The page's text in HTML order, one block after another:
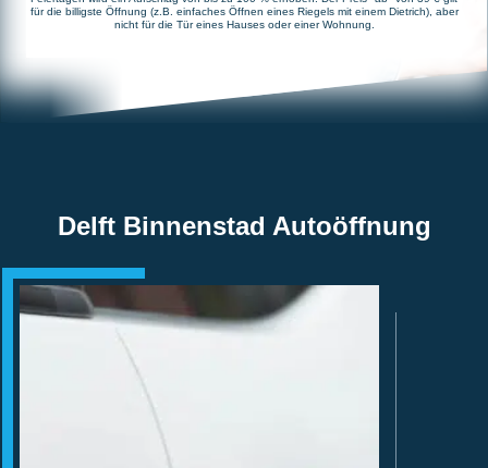
für die billigste Öffnung (z.B. einfaches Öffnen eines Riegels mit einem Dietrich), aber
nicht für die Tür eines Hauses oder einer Wohnung.
Delft Binnenstad Autoöffnung